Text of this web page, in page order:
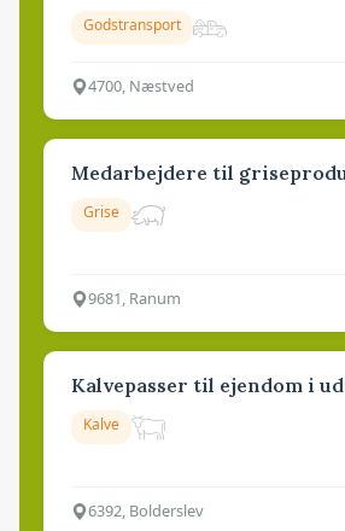
Godstransport
4700, Næstved
Medarbejdere til
Grise
9681, Ranum
Kalvepasser til ejendom i
Kalve
6392, Bolderslev